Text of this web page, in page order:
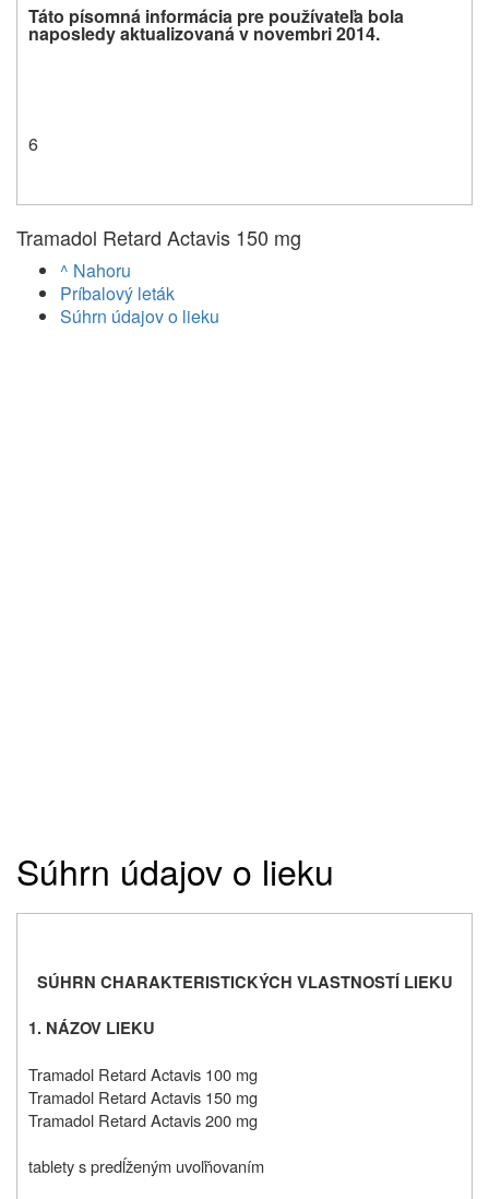
Táto písomná informácia pre používateľa bola
naposledy aktualizovaná v novembri 2014.
6
Tramadol Retard Actavis 150 mg
^ Nahoru
Príbalový leták
Súhrn údajov o lieku
Súhrn údajov o lieku
SÚHRN CHARAKTERISTICKÝCH VLASTNOSTÍ LIEKU
1. NÁZOV LIEKU
Tramadol Retard Actavis 100 mg
Tramadol Retard Actavis 150 mg
Tramadol Retard Actavis 200 mg
tablety s predĺženým uvoľňovaním